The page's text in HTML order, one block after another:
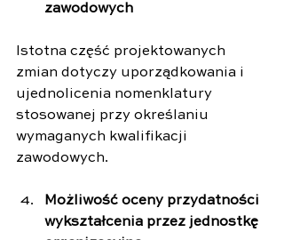
zawodowych
Istotna część projektowanych
zmian dotyczy uporządkowania i
ujednolicenia nomenklatury
stosowanej przy określaniu
wymaganych kwalifikacji
zawodowych.
Możliwość oceny przydatności
wykształcenia przez jednostkę